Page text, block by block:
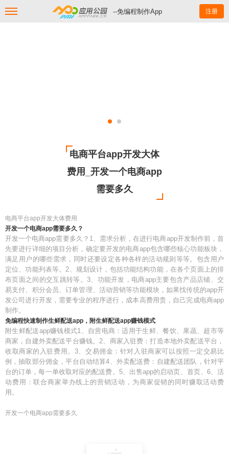
--免编程制作App 注册
电商平台app开发大体
费用_开发一个电商app
需要多久
电商平台app开发大体费用
开发一个电商app需要多久？
开发一个电商app需要多久？1、需求分析，在进行电商app开发制作前，首
先要进行详细的项目分析，确定要开发的电商app包含哪些核心功能板块，
满足用户的哪些需求，同时还要设定各种各样的活动规则等等。包含用户
定位、功能列表等。2、规划设计，包括功能结构功能，在各个页面上的排
布页面之间的交互跳转等。3、功能开发，电商app主要包含产品店铺、交
易支付、积分会员、订单管理、活动营销等功能模块，如果找传统的app开
发公司进行开发，需要专业的程序进行，成本高费用贵，自己完成电商app
制作。
免编程快速制作生鲜配送app，附生鲜配送app赚钱模式
附生鲜配送app赚钱模式1、自营电商：适用于生鲜、餐饮、果蔬、超市等
商家，自建外卖配送平台赚钱。2、商家入驻费：打造本地外卖配送平台，
收取商家的入驻费用。3、交易佣金：针对入驻商家可以按照一定交易比
例，抽取部分佣金，平台自动结算4、外卖配送费：自建配送团队，针对平
台的订单，每一单收取对应的配送费。5、出售app的启动页、首页、6、活
动费用：联合商家举办线上的营销活动，为商家促销的同时赚取活动费
用。
开发一个电商app需要多久